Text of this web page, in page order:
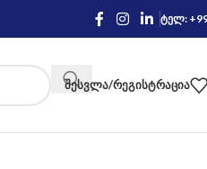
ტელ:
ᲨᲔᲡᲕᲚᲐ/ᲠᲔᲒᲘᲡᲢᲠᲐᲪᲘᲐ